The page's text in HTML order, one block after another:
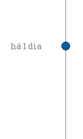
há 1 dia